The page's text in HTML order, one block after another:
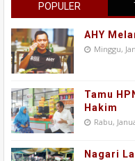
POPULER
AHY
Minggu,
Tamu
Hakim
Rabu,
Nagari